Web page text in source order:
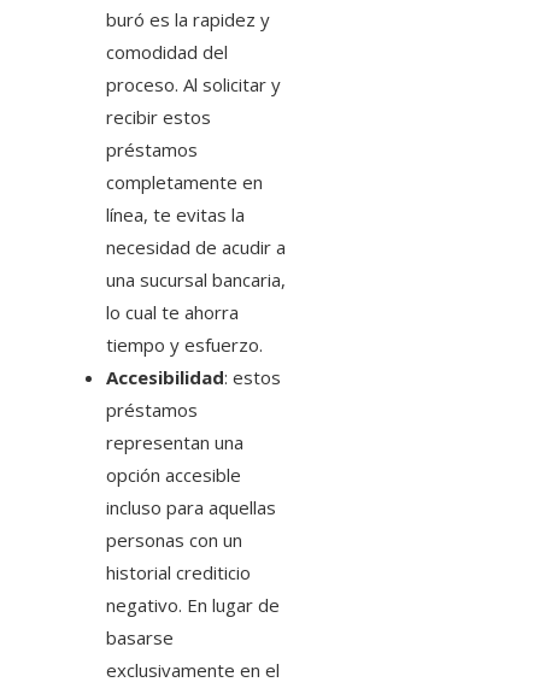
buró es la rapidez y
comodidad del
proceso. Al solicitar y
recibir estos
préstamos
completamente en
línea, te evitas la
necesidad de acudir a
una sucursal bancaria,
lo cual te ahorra
tiempo y esfuerzo.
Accesibilidad: estos
préstamos
representan una
opción accesible
incluso para aquellas
personas con un
historial crediticio
negativo. En lugar de
basarse
exclusivamente en el